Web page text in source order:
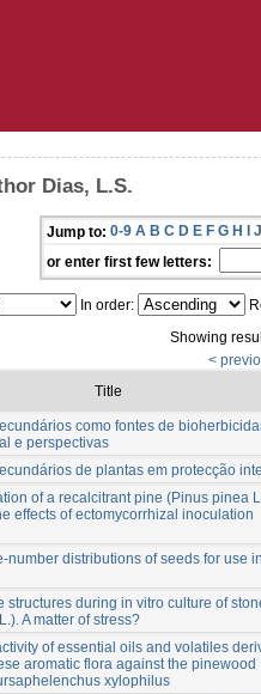
Dias, L.S.
Jump to: 0-9 A B C D E F G H I J
or enter first few letters:
In order:
Showing
<
Title
como fontes de
e perspectivas
de plantas em protecção
of a recalcitrant pine (Pinus pinea
effects of ectomycorrhizal inoculation
number distributions of seeds for use
structures during in vitro culture of
A matter of stress?
of essential oils and volatiles
aromatic flora against the pinewood
xylophilus